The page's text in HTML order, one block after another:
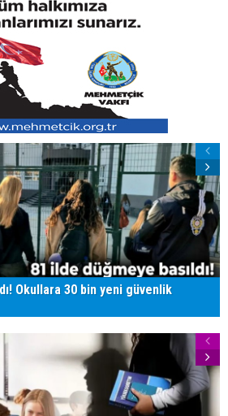
Okullara 30 bin yeni güvenlik